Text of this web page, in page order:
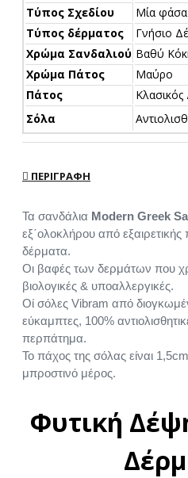
Τύπος Σχεδίου
Μία φάσα
Τύπος δέρματος
Γνήσιο
Χρώμα Σανδαλιού Βαθύ
Χρώμα Πάτος
Μαύρο
Πάτος
Κλασικός
Σόλα
ΠΕΡΙΓΡΑΦΉ
Τα σανδάλια Modern Greek
εξ΄ολοκλήρου από εξαιρετικής
δέρματα.
Οι βαφές των δερμάτων που
βιολογικές & υποαλλεργικές.
Οί σόλες Vibram από
εύκαμπτες, 100%
περπάτημα.
Το πάχος της σόλας είναι
μπροστινό μέρος.
Φυτική